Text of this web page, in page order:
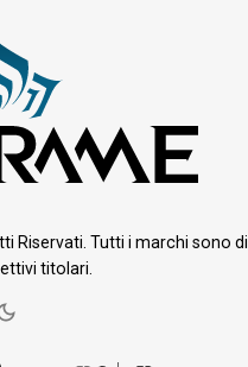
Riservati. Tutti i marchi sono di
titolari.